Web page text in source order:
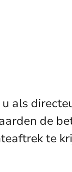
als
de
te